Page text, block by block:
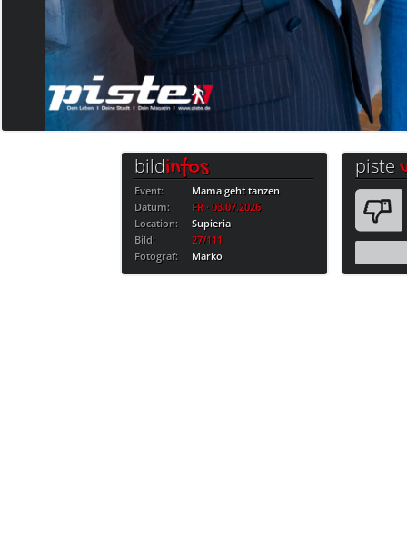
bildinfos
Event:
Mama geht tanzen
Datum:
FR · 03.07.2026
Location:
Supieria
Bild:
27/111
Fotograf:
Marko
piste